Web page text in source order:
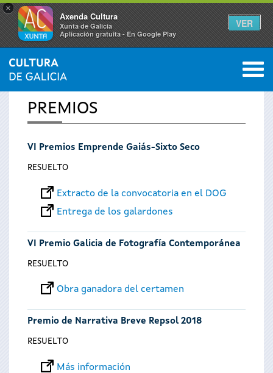
×
Axenda Cultura
Xunta de Galicia
Aplicación gratuíta - En Google Play
VER
Se
encuentra
usted
INICIO 0
PREMIOS
VI Premios Emprende Gaiás-Sixto Seco
RESUELTO
Extracto de la convocatoria en el DOG
Entrega de los galardones
VI Premio Galicia de Fotografía Contemporánea
RESUELTO
Obra ganadora del certamen
Premio de Narrativa Breve Repsol 2018
RESUELTO
Más información